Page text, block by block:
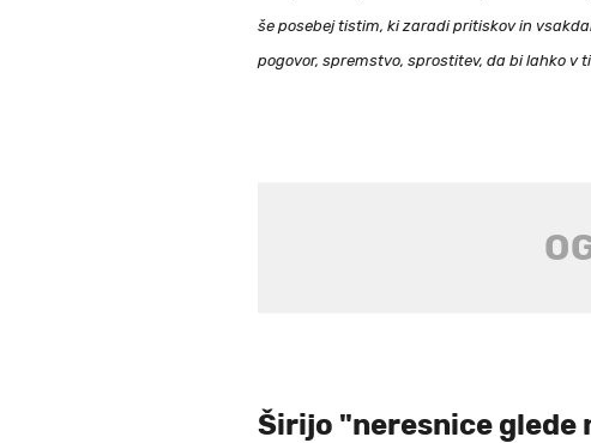
še posebej tistim, ki zaradi pritiskov in
pogovor, spremstvo, sprostitev, da bi lahko v
Širijo "neresnice glede